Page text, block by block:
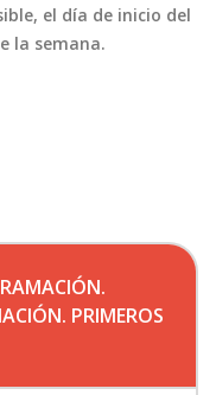
el día de inicio del
la semana.
PRIMEROS